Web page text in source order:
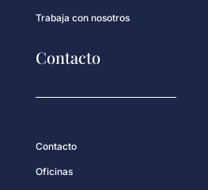
Trabaja con nosotros
Contacto
Contacto
Oficinas